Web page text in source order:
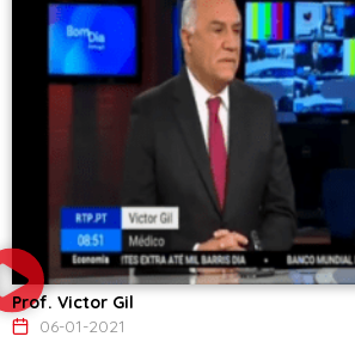
Prof. Victor Gil
06-01-2021